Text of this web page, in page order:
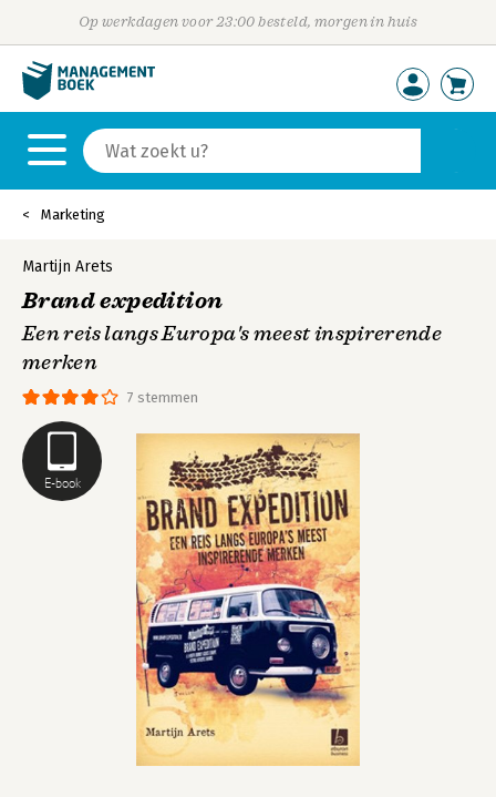
Op werkdagen voor 23:00 besteld, morgen in huis
Marketing
E-book
7 stemmen
Martijn Arets
Brand expedition
Een reis langs Europa's meest inspirerende
merken